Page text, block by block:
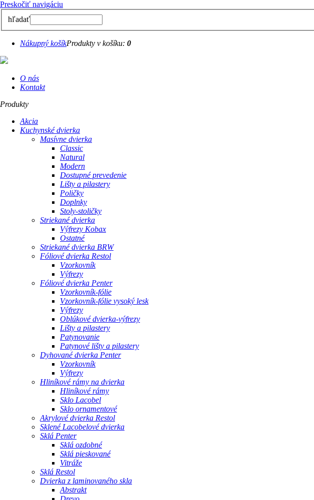
Preskočiť navigáciu
hľadať
Nákupný košíkProdukty v košíku: 0
O nás
Kontakt
Produkty
Akcia
Kuchynské dvierka
Masívne dvierka
Classic
Natural
Modern
Dostupné prevedenie
Lišty a pilastery
Poličky
Doplnky
Stoly-stoličky
Striekané dvierka
Výfrezy Kobax
Ostatné
Striekané dvierka BRW
Fóliové dvierka Restol
Vzorkovník
Výfrezy
Fóliové dvierka Penter
Vzorkovník-fólie
Vzorkovník-fólie vysoký lesk
Výfrezy
Oblúkové dvierka-výfrezy
Lišty a pilastery
Patynovanie
Patynové lišty a pilastery
Dyhované dvierka Penter
Vzorkovník
Výfrezy
Hliníkové rámy na dvierka
Hliníkové rámy
Sklo Lacobel
Sklo ornamentové
Akrylové dvierka Restol
Sklené Lacobelové dvierka
Sklá Penter
Sklá ozdobné
Sklá pieskované
Vitráže
Sklá Restol
Dvierka z laminovaného skla
Abstrakt